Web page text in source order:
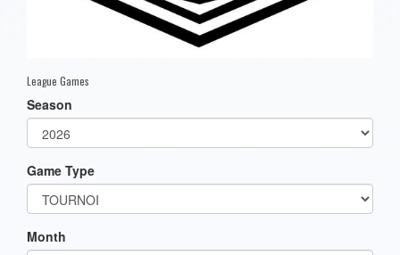
League Games
Season
Game Type
Month